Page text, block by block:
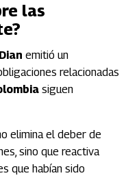
las
Dian emitió un
relacionadas
siguen
elimina el deber de
sino que reactiva
que habían sido